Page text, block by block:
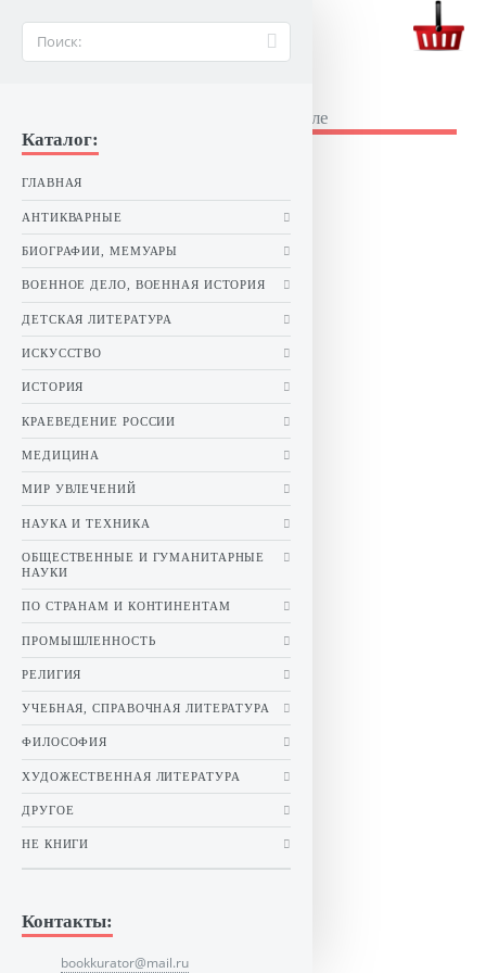
Букинистические книги в Ставрополе
Каталог:
ГЛАВНАЯ
АНТИКВАРНЫЕ
БИОГРАФИИ, МЕМУАРЫ
ВОЕННОЕ ДЕЛО, ВОЕННАЯ ИСТОРИЯ
ДЕТСКАЯ ЛИТЕРАТУРА
ИСКУССТВО
ИСТОРИЯ
КРАЕВЕДЕНИЕ РОССИИ
МЕДИЦИНА
МИР УВЛЕЧЕНИЙ
НАУКА И ТЕХНИКА
ОБЩЕСТВЕННЫЕ И ГУМАНИТАРНЫЕ
НАУКИ
ПО СТРАНАМ И КОНТИНЕНТАМ
ПРОМЫШЛЕННОСТЬ
РЕЛИГИЯ
УЧЕБНАЯ, СПРАВОЧНАЯ ЛИТЕРАТУРА
ФИЛОСОФИЯ
ХУДОЖЕСТВЕННАЯ ЛИТЕРАТУРА
ДРУГОЕ
НЕ КНИГИ
Контакты:
bookkurator@mail.ru